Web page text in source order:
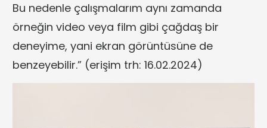
Bu nedenle çalışmalarım aynı zamanda
örneğin video veya film gibi çağdaş bir
deneyime, yani ekran görüntüsüne de
benzeyebilir.” (erişim trh: 16.02.2024)